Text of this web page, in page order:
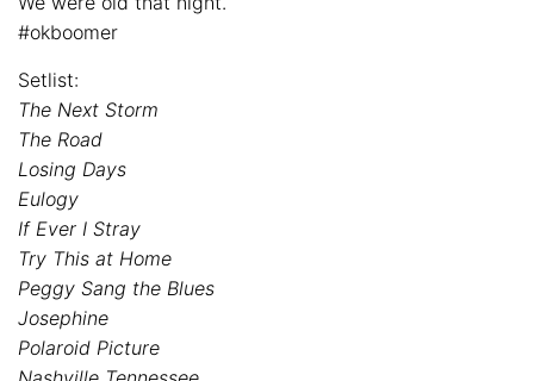
#okboomer
Setlist:
The Next Storm
The Road
Losing Days
Eulogy
If Ever I Stray
Try This at Home
Peggy Sang the Blues
Josephine
Polaroid Picture